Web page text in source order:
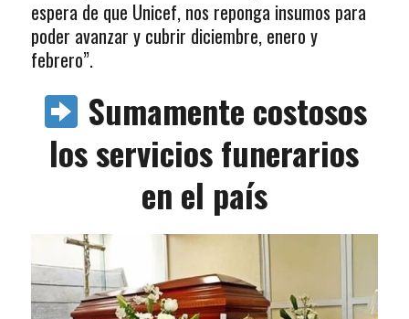
espera de que Unicef, nos reponga insumos para
poder avanzar y cubrir diciembre, enero y
febrero”.
Sumamente costosos
los servicios funerarios
en el país